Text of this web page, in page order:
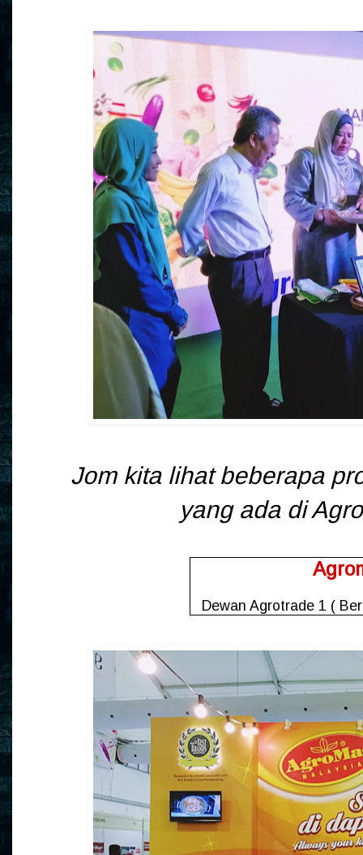
Jom kita lihat beberapa
yang ada di
Dewan Agrotrade 1 (